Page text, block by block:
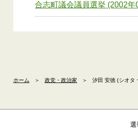
合志町議会議員選挙 (2002年
ホーム ＞ 政党・政治家 ＞ 汐田 安徳 (シオタ
選